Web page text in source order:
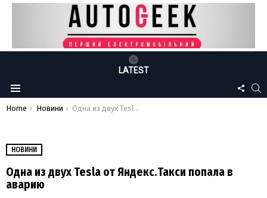
LATEST
Menu
US
You are here:
Home Новини Одна из двух Tesla от Яндекс.Такси попала в аварию
НОВИНИ
Одна из двух Tesla от Яндекс.Такси попала в
аварию